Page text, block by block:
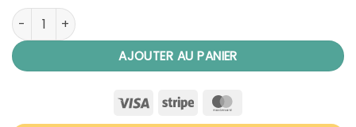
quantité de Bracelet 7 Chakras Pierre de Lave Bouddha
AJOUTER AU PANIER
Visa Stripe